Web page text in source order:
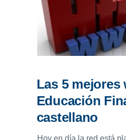
Las 5 mejores
Educación
castellano
Hoy en día la red está